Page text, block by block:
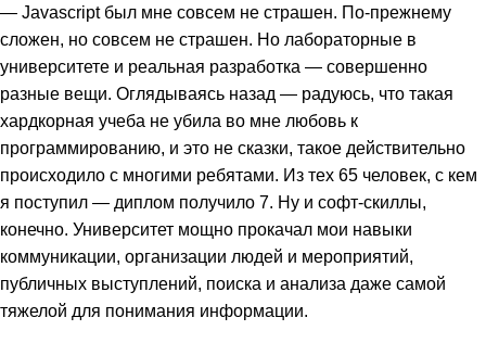
— Javascript был мне совсем не страшен. По-прежнему
сложен, но совсем не страшен. Но лабораторные в
университете и реальная разработка — совершенно
разные вещи. Оглядываясь назад — радуюсь, что такая
хардкорная учеба не убила во мне любовь к
программированию, и это не сказки, такое действительно
происходило с многими ребятами. Из тех 65 человек, с кем
я поступил — диплом получило 7. Ну и софт-скиллы,
конечно. Университет мощно прокачал мои навыки
коммуникации, организации людей и мероприятий,
публичных выступлений, поиска и анализа даже самой
тяжелой для понимания информации.